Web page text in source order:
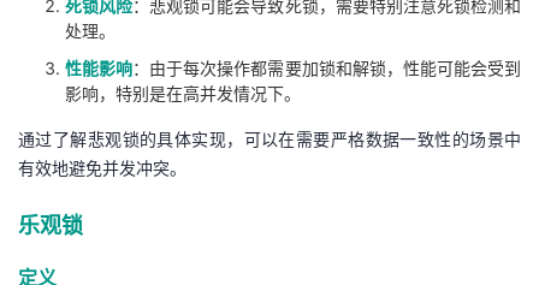
死锁风险：悲观锁可能会导致死锁，需要特别注意死锁检测和
处理。
性能影响：由于每次操作都需要加锁和解锁，性能可能会受到
影响，特别是在高并发情况下。
通过了解悲观锁的具体实现，可以在需要严格数据一致性的场景中
有效地避免并发冲突。
乐观锁
定义